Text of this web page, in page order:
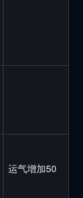
运气增加50